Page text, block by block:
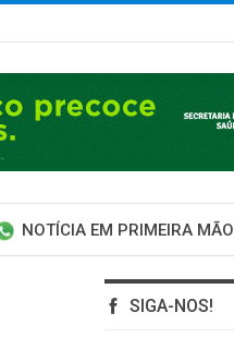
NOTÍCIA EM PRIMEIRA MÃO
SIGA-NOS!